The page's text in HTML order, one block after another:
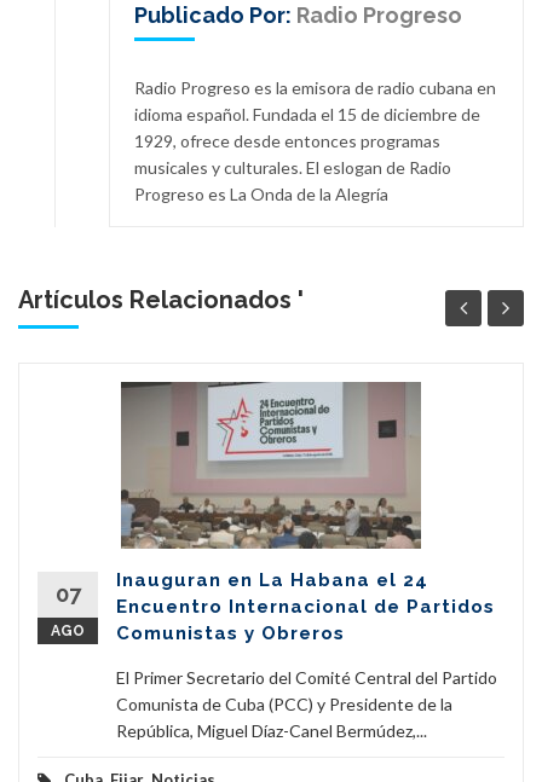
Publicado Por: Radio Progreso
Radio Progreso es la emisora de radio cubana en
idioma español. Fundada el 15 de diciembre de
1929, ofrece desde entonces programas
musicales y culturales. El eslogan de Radio
Progreso es La Onda de la Alegría
Artículos Relacionados '
07
AGO
Inauguran en La Habana el 24
Encuentro Internacional de Partidos
Comunistas y Obreros
El Primer Secretario del Comité Central del Partido
Comunista de Cuba (PCC) y Presidente de la
República, Miguel Díaz-Canel Bermúdez,...